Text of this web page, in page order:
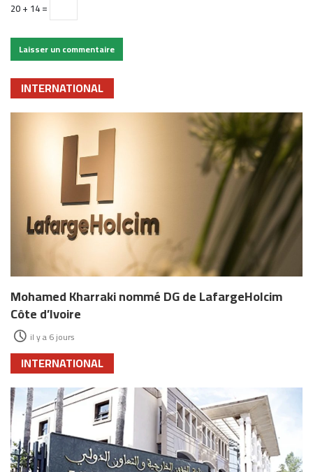
20 + 14 =
INTERNATIONAL
Mohamed Kharraki nommé DG de LafargeHolcim
Côte d’Ivoire
il y a 6 jours
INTERNATIONAL